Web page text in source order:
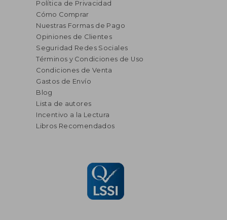
Política de Privacidad
Cómo Comprar
Nuestras Formas de Pago
Opiniones de Clientes
Seguridad Redes Sociales
Términos y Condiciones de Uso
Condiciones de Venta
Gastos de Envío
Blog
Lista de autores
Incentivo a la Lectura
Libros Recomendados